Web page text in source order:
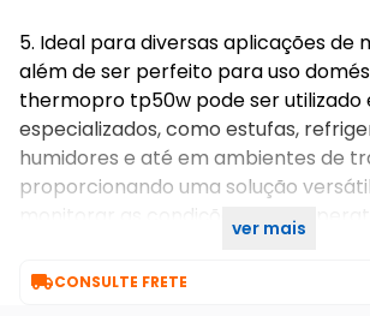
5. Ideal para diversas aplicações de
além de ser perfeito para uso
thermopro tp50w pode ser utilizado
especializados, como estufas,
humidores e até em ambientes de
proporcionando uma solução
monitorar as condições de
ver mais
CONSULTE FRETE